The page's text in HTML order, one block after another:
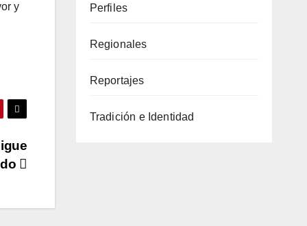
y
Perfiles
Regionales
Reportajes
Tradición e Identidad